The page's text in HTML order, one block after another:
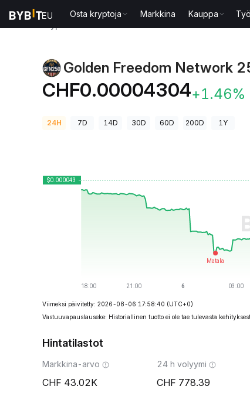
Osta kryptoja Markkina Kauppa
Golden Freedom Network
CHF0.00004304+1.46%
24H 7D 14D 30D 60D 200D 1Y
Viimeksi päivitetty: 2026-08-06 17:58:40 (UTC+0)
Vastuuvapauslauseke: Historiallinen tuotto ei ole tae tulevasta
Hintatilastot
Markkina-arvo
43.02K
24 h volyymi
778.39